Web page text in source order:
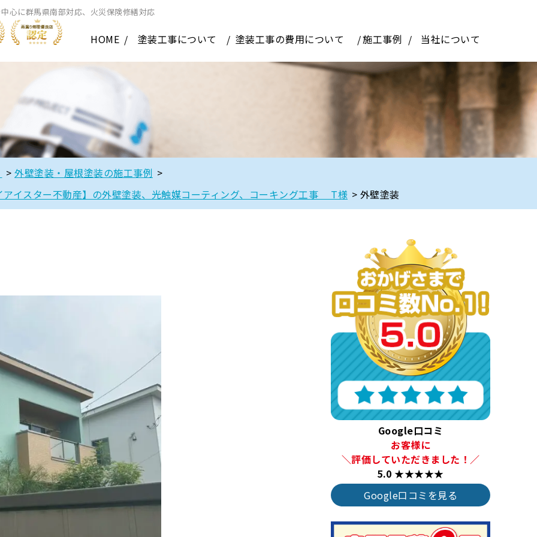
心に群馬県南部対応、火災保険修繕対応
HOME 塗装工事について 塗装工事の費用について 施工事例 当社について
> 外壁塗装・屋根塗装の施工事例 >
イスター不動産】の外壁塗装、光触媒コーティング、コーキング工事 T様 > 外壁塗装
Google口コミ
お客様に
＼評価していただきました！／
5.0 ★★★★★
Google口コミを見る